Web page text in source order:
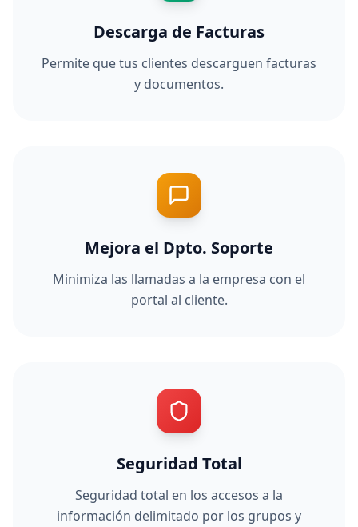
Descarga de Facturas
Permite que tus clientes descarguen facturas
y documentos.
Mejora el Dpto. Soporte
Minimiza las llamadas a la empresa con el
portal al cliente.
Seguridad Total
Seguridad total en los accesos a la
información delimitado por los grupos y